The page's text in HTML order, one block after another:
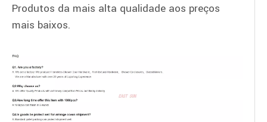
Produtos da mais alta qualidade aos preços
mais baixos.